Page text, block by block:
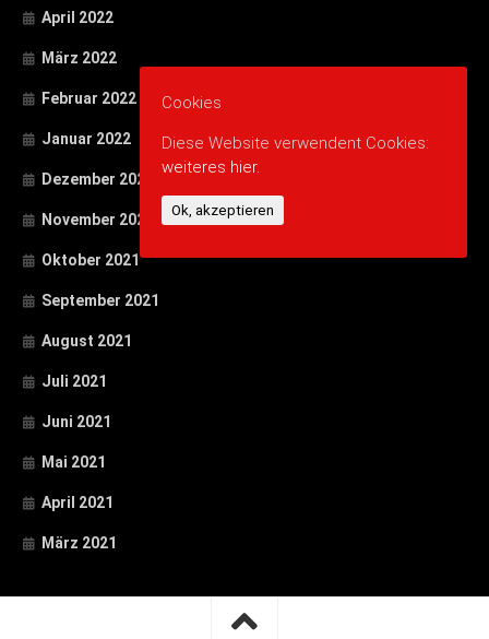
April 2022
März 2022
Februar 2022
Januar 2022
Dezember 2021
November 2021
Oktober 2021
September 2021
August 2021
Juli 2021
Juni 2021
Mai 2021
April 2021
März 2021
Cookies
Diese Website verwendent Cookies:
weiteres hier.
Ok, akzeptieren